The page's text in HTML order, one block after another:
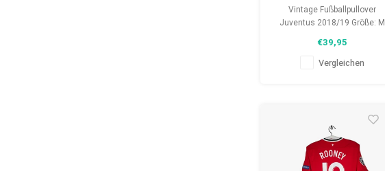
Vintage Fußballpullover
Juventus 2018/19 Größe: M
(gebraucht)
€39,95
Vergleichen